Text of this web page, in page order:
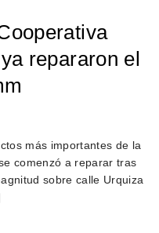
repararon el
más importantes de la
comenzó a reparar tras
sobre calle Urquiza